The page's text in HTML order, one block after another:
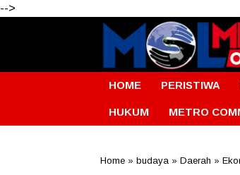
-->
HOME PERISTIWA
HUKUM METRO
Home » budaya » Daerah »